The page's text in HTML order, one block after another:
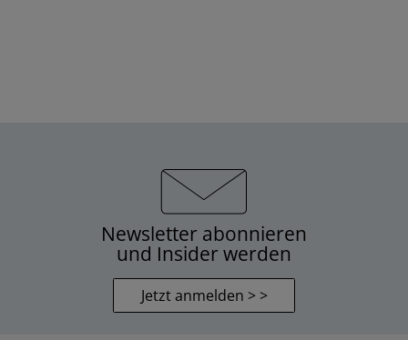
Newsletter abonnieren
und Insider werden
Jetzt anmelden > >